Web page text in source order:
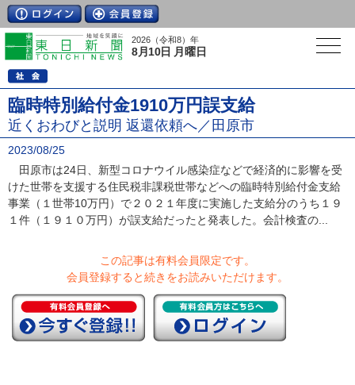
2026（令和8）年
8月10日 月曜日
臨時特別給付金1910万円誤支給
近くおわびと説明 返還依頼へ／田原市
2023/08/25
田原市は24日、新型コロナウイル感染症などで経済的に影響を受
けた世帯を支援する住民税非課税世帯などへの臨時特別給付金支給
事業（１世帯10万円）で２０２１年度に実施した支給分のうち１９
１件（１９１０万円）が誤支給だったと発表した。会計検査の...
この記事は有料会員限定です。
会員登録すると続きをお読みいただけます。